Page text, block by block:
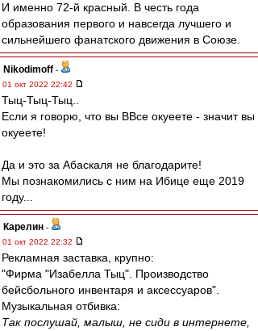
И именно 72-й красный. В честь года
образования первого и навсегда лучшего и
сильнейшего фанатского движения в Союзе.
Nikodimoff -
01 окт 2022 22:42
Тыц-Тыц-Тыц..
Если я говорю, что вы ВВсе окуеете - значит вы
окуеете!
Да и это за Абаскаля не благодарите!
Мы познакомились с ним на Ибице еще 2019
году...
Карелин -
01 окт 2022 22:32
Рекламная заставка, крупно:
"Фирма "Изабелла Тыц". Производство
бейсбольного инвентаря и аксессуаров".
Музыкальная отбивка:
Так послушай, малыш, не сиди в интернете,